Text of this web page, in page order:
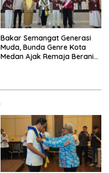
Bakar Semangat Generasi
Muda, Bunda Genre Kota
Medan Ajak Remaja Berani